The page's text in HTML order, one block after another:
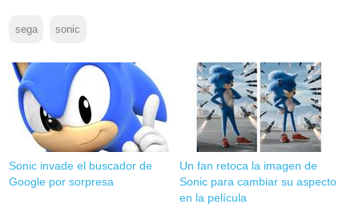
sega sonic
Sonic invade el buscador de
Google por sorpresa
Un fan retoca la imagen de
Sonic para cambiar su aspecto
en la película